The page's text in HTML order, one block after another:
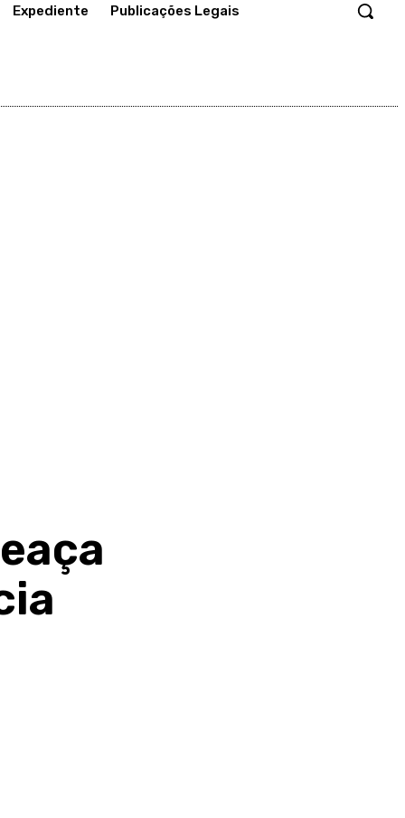
Expediente Publicações Legais